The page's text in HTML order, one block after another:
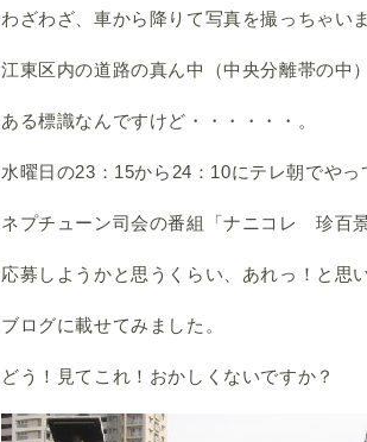
わざわざ、車から降りて写真を撮っちゃい
江東区内の道路の真ん中（中央分離帯の中
ある標識なんですけど・・・・・・。
水曜日の23：15から24：10にテレ朝でやっ
ネプチューン司会の番組「ナニコレ 珍百
応募しようかと思うくらい、あれっ！と思
ブログに載せてみました。
どう！見てこれ！おかしくないですか？